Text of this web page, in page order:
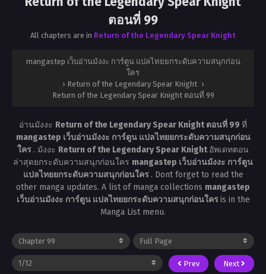
ตอนที่ 99
All chapters are in Return of the Legendary Spear Knight
mangastep เว็บอ่านมังงะ การ์ตูน แปลไทยยกระดับความสนุกก่อน
ใคร
› Return of the Legendary Spear Knight ›
Return of the Legendary Spear Knight ตอนที่ 99
อ่านมังงะ Return of the Legendary Spear Knight ตอนที่ 99 ที่
mangastep เว็บอ่านมังงะ การ์ตูน แปลไทยยกระดับความสนุกก่อน
ใคร . มังงะ Return of the Legendary Spear Knightอัพเดทตอน
ล่าสุดยกระดับความสนุกก่อนใคร mangastep เว็บอ่านมังงะ การ์ตูน
แปลไทยยกระดับความสนุกก่อนใคร . Dont forget to read the
other manga updates. A list of manga collections mangastep
เว็บอ่านมังงะ การ์ตูน แปลไทยยกระดับความสนุกก่อนใครis in the
Manga List menu.
Prev Next